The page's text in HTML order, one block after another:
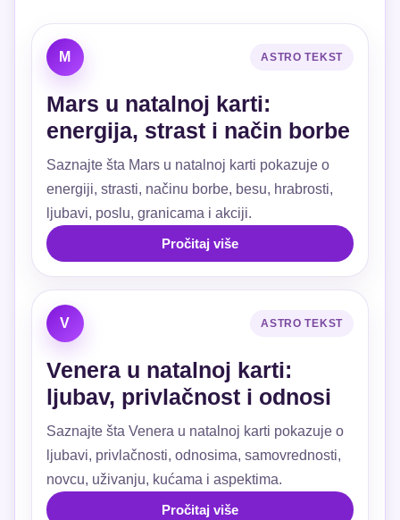
M ASTRO TEKST
Mars u natalnoj karti:
energija, strast i način borbe
Saznajte šta Mars u natalnoj karti pokazuje o
energiji, strasti, načinu borbe, besu, hrabrosti,
ljubavi, poslu, granicama i akciji.
Pročitaj više
V ASTRO TEKST
Venera u natalnoj karti:
ljubav, privlačnost i odnosi
Saznajte šta Venera u natalnoj karti pokazuje o
ljubavi, privlačnosti, odnosima, samovrednosti,
novcu, uživanju, kućama i aspektima.
Pročitaj više